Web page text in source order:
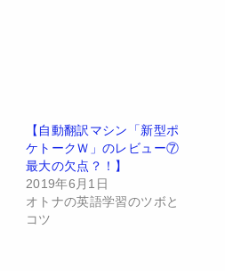
【自動翻訳マシン「新型ポ
ケトークＷ」のレビュー⑦
最大の欠点？！】
2019年6月1日
オトナの英語学習のツボと
コツ